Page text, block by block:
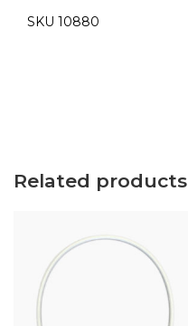
quantity
SKU 10880
Related products